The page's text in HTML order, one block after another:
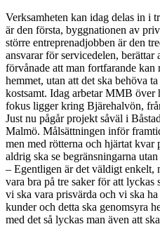
Verksamheten kan idag delas in i
är den första, byggnationen av
större entreprenadjobben är den
ansvarar för servicedelen,
förvånade att man fortfarande
hemmet, utan att det ska behöva
kostsamt. Idag arbetar MMB över
fokus ligger kring Bjärehalvön,
Just nu pågår projekt såväl i
Malmö. Målsättningen inför
men med rötterna och hjärtat kvar
aldrig ska se begränsningarna
– Egentligen är det väldigt enkelt,
vara bra på tre saker för att
vi ska vara prisvärda och vi ska
kunder och detta ska genomsyra
med det så lyckas man även att